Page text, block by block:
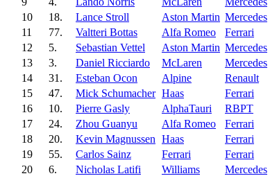
10
18. Lance Stroll Aston Martin Mercedes
11
77. Valtteri Bottas Alfa Romeo Ferrari
12
5. Sebastian Vettel Aston Martin Mercedes
13
3. Daniel Ricciardo McLaren Mercedes
14
31. Esteban Ocon Alpine Renault
15
47. Mick Schumacher Haas Ferrari
16
10. Pierre Gasly AlphaTauri RBPT
17
24. Zhou Guanyu Alfa Romeo Ferrari
18
20. Kevin Magnussen Haas Ferrari
19
55. Carlos Sainz Ferrari Ferrari
20
6. Nicholas Latifi Williams Mercedes